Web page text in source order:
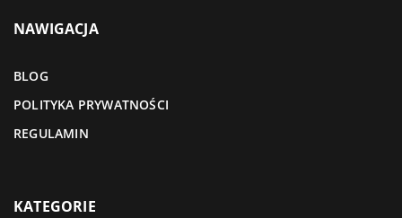
NAWIGACJA
BLOG
POLITYKA PRYWATNOŚCI
REGULAMIN
KATEGORIE